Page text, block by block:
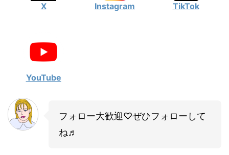
X Instagram TikTok
YouTube
フォロー大歓迎♡ぜひフォローして
ね♬